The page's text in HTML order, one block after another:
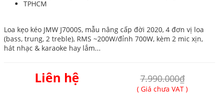
Loa kẹo kéo JMW J7000S, mẫu nâng cấp đời 2020, 4 đơn vị loa
(bass, trung, 2 treble), RMS ~200W/đỉnh 700W, kèm 2 mic xịn,
hát nhạc & karaoke hay lắm...
Liên hệ 7.990.000₫
( Giá chưa VAT )